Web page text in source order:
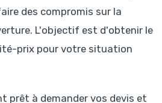
des compromis sur la
L'objectif est d'obtenir le
prix pour votre situation
prêt à demander vos devis et